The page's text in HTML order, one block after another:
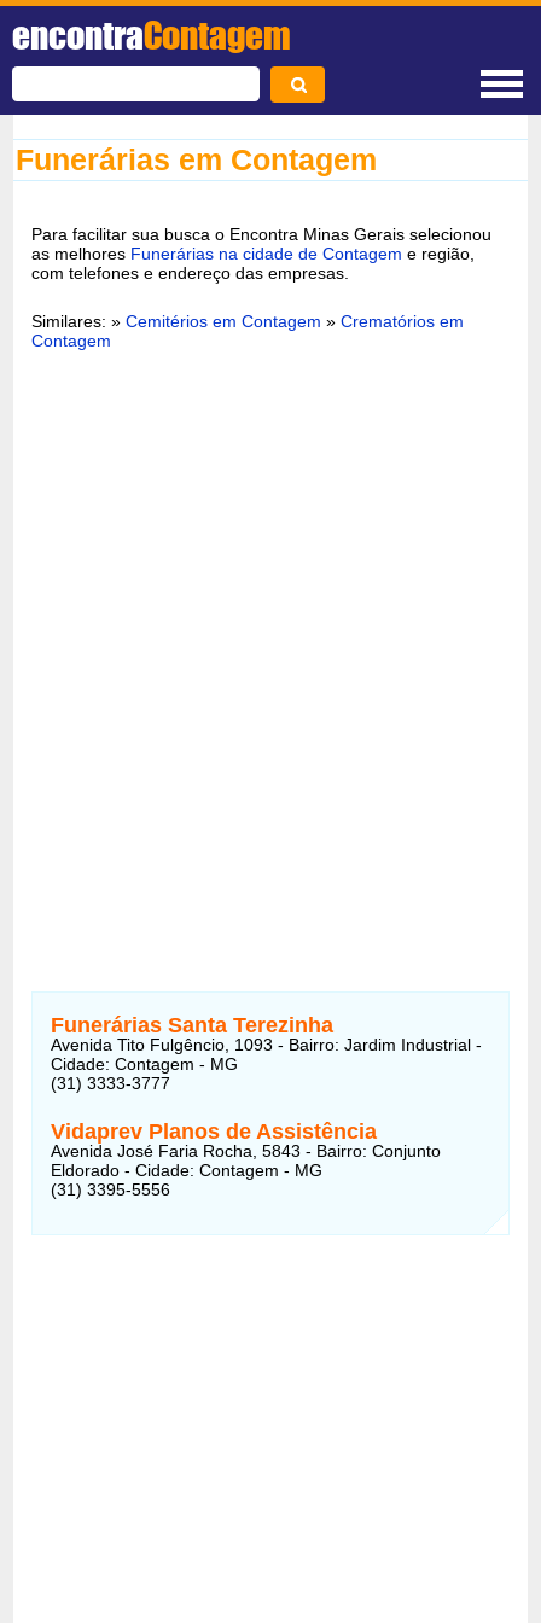
encontraContagem
Funerárias em Contagem
Para facilitar sua busca o Encontra Minas Gerais selecionou
as melhores Funerárias na cidade de Contagem e região,
com telefones e endereço das empresas.
Similares: »Cemitérios em Contagem »Crematórios em
Contagem
Funerárias Santa Terezinha
Avenida Tito Fulgêncio, 1093 - Bairro: Jardim Industrial -
Cidade: Contagem - MG
(31) 3333-3777
Vidaprev Planos de Assistência
Avenida José Faria Rocha, 5843 - Bairro: Conjunto
Eldorado - Cidade: Contagem - MG
(31) 3395-5556